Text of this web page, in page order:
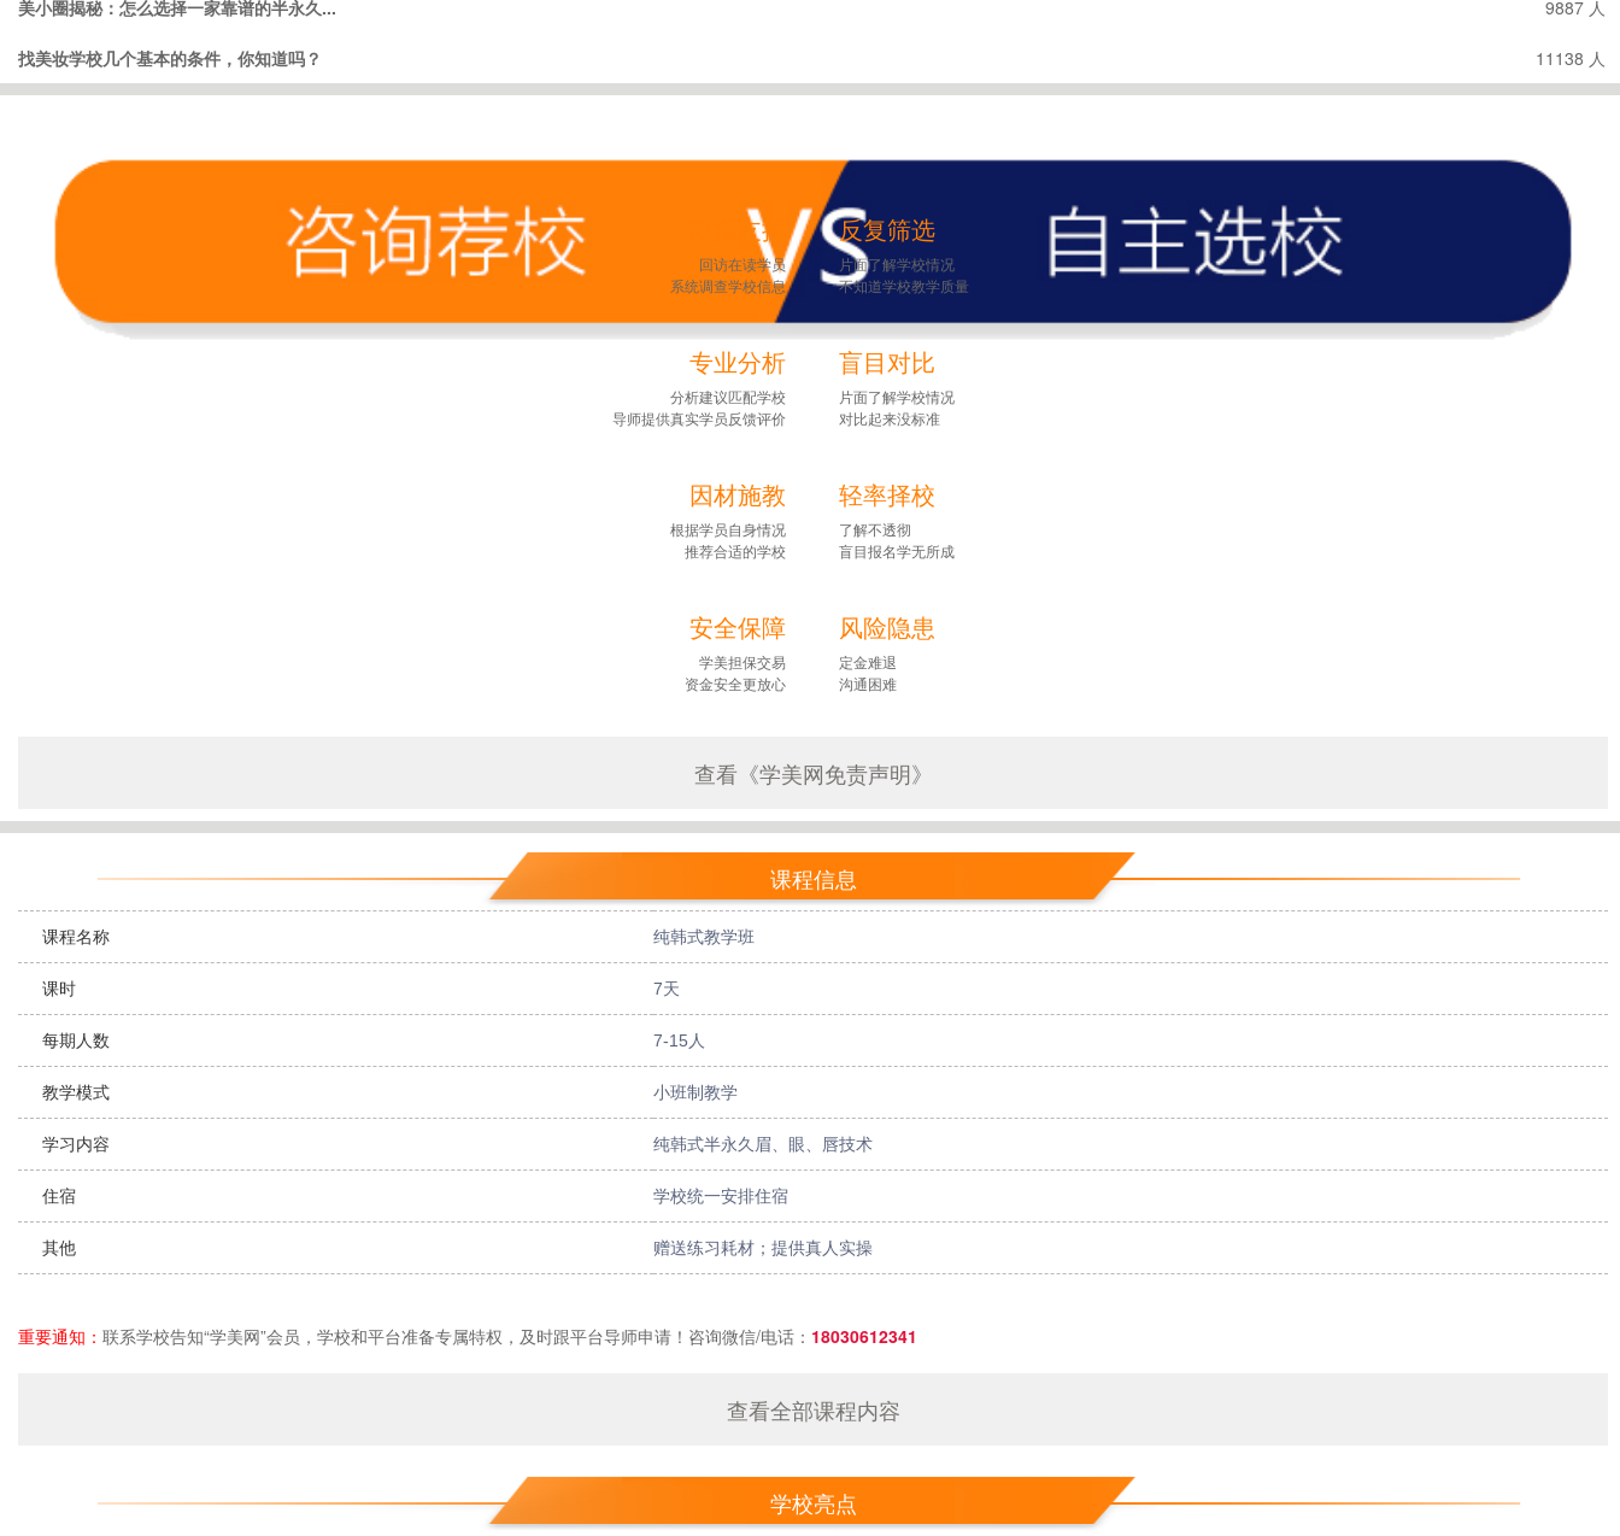
美小圈揭秘：怎么选择一家靠谱的半永久... 9887 人
找美妆学校几个基本的条件，你知道吗？ 11138 人
数据支撑
回访在读学员
系统调查学校信息
反复筛选
片面了解学校情况
不知道学校教学质量
专业分析
分析建议匹配学校
导师提供真实学员反馈评价
盲目对比
片面了解学校情况
对比起来没标准
因材施教
根据学员自身情况
推荐合适的学校
轻率择校
了解不透彻
盲目报名学无所成
安全保障
学美担保交易
资金安全更放心
风险隐患
定金难退
沟通困难
查看《学美网免责声明》
课程信息
课程名称 纯韩式教学班
课时 7天
每期人数 7-15人
教学模式 小班制教学
学习内容 纯韩式半永久眉、眼、唇技术
住宿 学校统一安排住宿
其他 赠送练习耗材；提供真人实操
重要通知： 联系学校告知“学美网”会员，学校和平台准备专属特权，及时跟平台导师申请！咨询微信/电话： 18030612341
查看全部课程内容
学校亮点